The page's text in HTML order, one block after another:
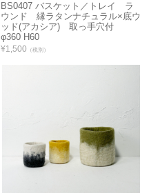
BS0407 バスケット／トレイ ラ
ウンド 縁ラタンナチュラル×底ウ
ッド(アカシア) 取っ手穴付
φ360 H60
¥1,500 （税別）